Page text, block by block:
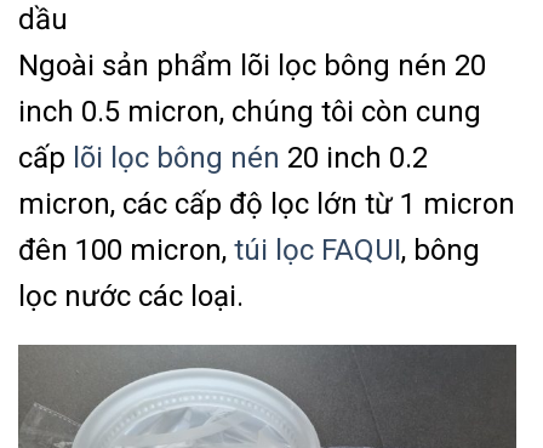
dầu
Ngoài sản phẩm lõi lọc bông nén 20
inch 0.5 micron, chúng tôi còn cung
cấp lõi lọc bông nén 20 inch 0.2
micron, các cấp độ lọc lớn từ 1 micron
đên 100 micron, túi lọc FAQUI, bông
lọc nước các loại.